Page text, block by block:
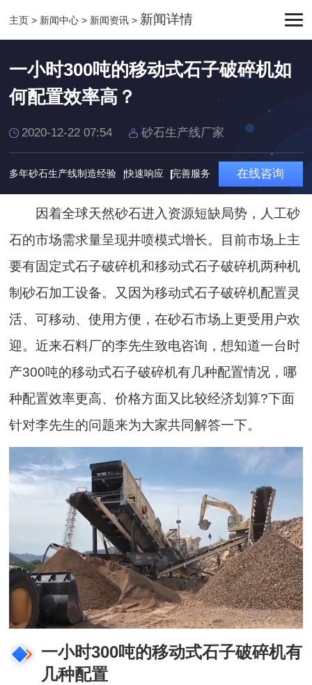
主页 > 新闻中心 > 新闻资讯 > 新闻详情
一小时300吨的移动式石子破碎机如
何配置效率高？
2020-12-22 07:54 砂石生产线厂家
多年砂石生产线制造经验 快速响应 完善服务 在线咨询
因着全球天然砂石进入资源短缺局势，人工砂
石的市场需求量呈现井喷模式增长。目前市场上主
要有固定式石子破碎机和移动式石子破碎机两种机
制砂石加工设备。又因为移动式石子破碎机配置灵
活、可移动、使用方便，在砂石市场上更受用户欢
迎。近来石料厂的李先生致电咨询，想知道一台时
产300吨的移动式石子破碎机有几种配置情况，哪
种配置效率更高、价格方面又比较经济划算?下面
针对李先生的问题来为大家共同解答一下。
一小时300吨的移动式石子破碎机有
几种配置